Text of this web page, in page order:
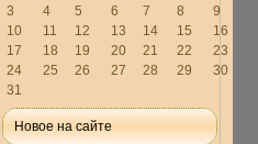
3
4 5 6 7 8
9
10
11 12 13 14 15
16
17
18 19 20 21 22
23
24
25 26 27 28 29
30
31
Новое на сайте